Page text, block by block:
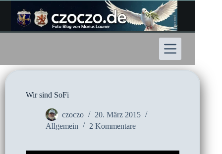
Inhalt
springen
Wir sind SoFi
czoczo
20. März 2015
Allgemein
2 Kommentare